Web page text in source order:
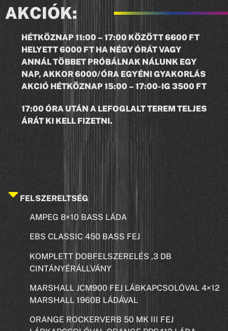
AKCIÓK:
HÉTKÖZNAP 11:00 – 17:00 KÖZÖTT 6600 FT
HELYETT 6000 FT HA NÉGY ÓRÁT VAGY
ANNÁL TÖBBET PRÓBÁLNAK NÁLUNK EGY
NAP, AKKOR 6000/ÓRA EGYÉNI GYAKORLÁS
AKCIÓ HÉTKÖZNAP 15:00 – 17:00-IG 3500 FT
17:00 ÓRA UTÁN A LEFOGLALT TEREM TELJES
ÁRÁT KI KELL FIZETNI.
FELSZERELTSÉG
AMPEG 8×10 BASS LÁDA
EBS CLASSIC 450 BASS FEJ
KOMPLETT DOBFELSZERELÉS ,3 DB
CINTÁNYÉRÁLLVÁNY
MARSHALL JCM900 FEJ LÁBKAPCSOLÓVAL 4×12
MARSHALL 1960B LÁDÁVAL
ORANGE ROCKERVERB 50 MK III FEJ